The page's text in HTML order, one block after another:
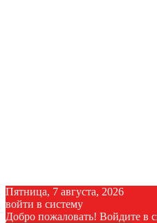
Пятница, 7 августа, 2026
войти в систему
Добро пожаловать! Войдите в